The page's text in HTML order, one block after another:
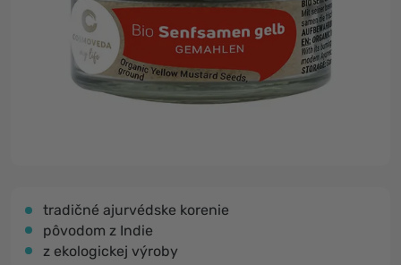
tradičné ajurvédske korenie
pôvodom z Indie
z ekologickej výroby